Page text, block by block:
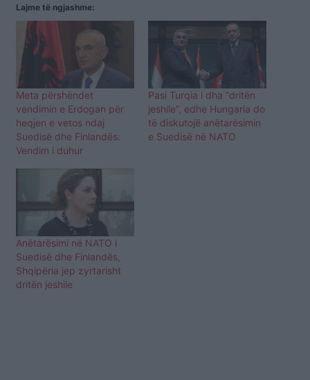
Lajme të ngjashme:
Meta përshëndet
vendimin e Erdogan për
heqjen e vetos ndaj
Suedisë dhe Finlandës:
Vendim i duhur
Pasi Turqia i dha “dritën
jeshile”, edhe Hungaria do
të diskutojë anëtarësimin
e Suedisë në NATO
Anëtarësimi në NATO i
Suedisë dhe Finlandës,
Shqipëria jep zyrtarisht
dritën jeshile